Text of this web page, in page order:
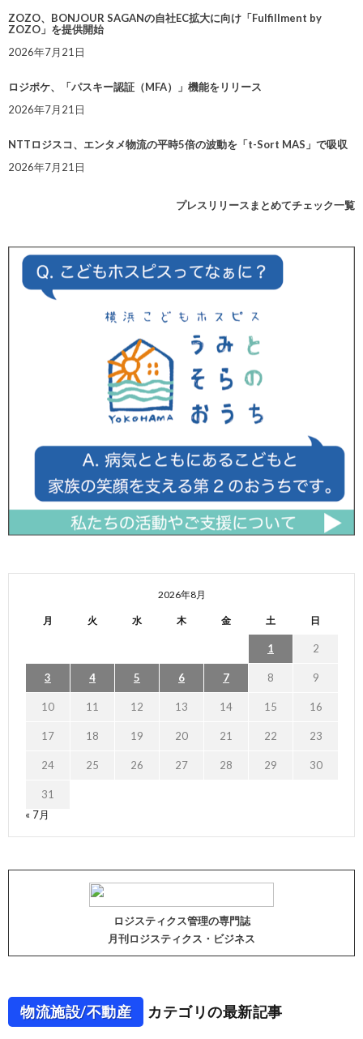
ZOZO、BONJOUR SAGANの自社EC拡大に向け「Fulfillment by
ZOZO」を提供開始
2026年7月21日
ロジポケ、「パスキー認証（MFA）」機能をリリース
2026年7月21日
NTTロジスコ、エンタメ物流の平時5倍の波動を「t-Sort MAS」で吸収
2026年7月21日
プレスリリースまとめてチェック一覧
2026年8月
月 火 水 木 金 土 日
1 2
3 4 5 6 7 8 9
10 11 12 13 14 15 16
17 18 19 20 21 22 23
24 25 26 27 28 29 30
31
« 7月
ロジスティクス管理の専門誌
月刊ロジスティクス・ビジネス
物流施設/不動産 カテゴリの最新記事